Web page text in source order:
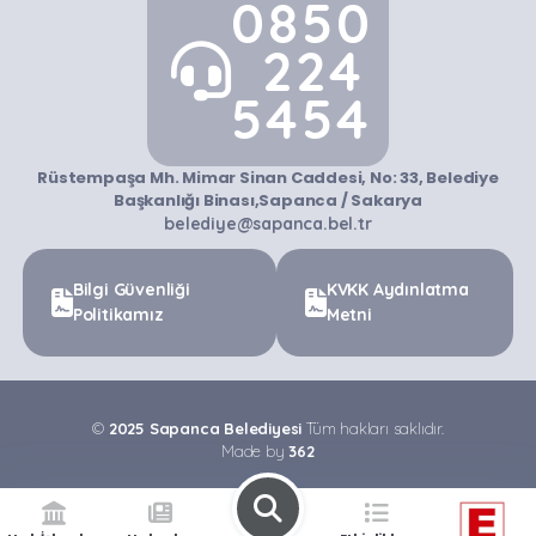
0850
224
5454
Rüstempaşa Mh. Mimar Sinan Caddesi, No: 33, Belediye
Başkanlığı Binası,Sapanca / Sakarya
belediye@sapanca.bel.tr
Bilgi Güvenliği
Politikamız
KVKK Aydınlatma
Metni
© 2025 Sapanca Belediyesi Tüm hakları saklıdır.
Made by362